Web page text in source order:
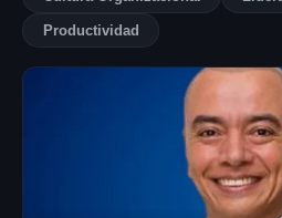
Productividad